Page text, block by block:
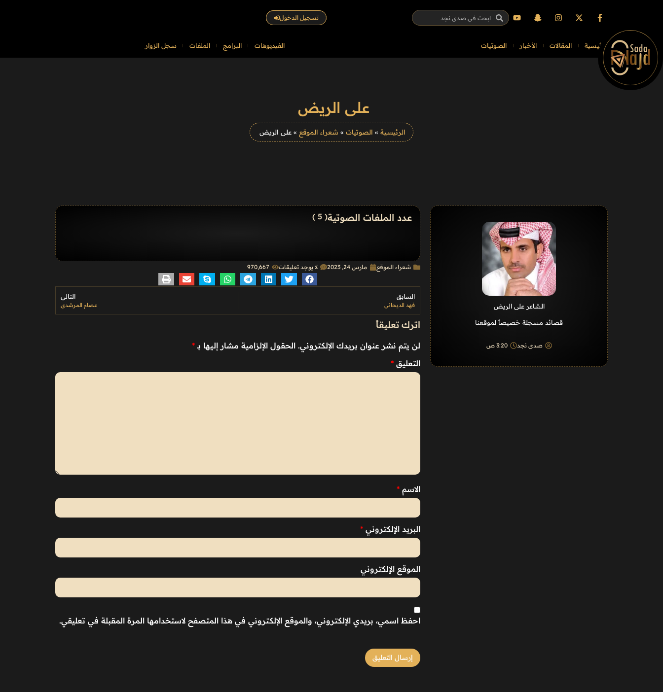
تسجيل الدخول
الرئيسية المقالات الأخبار الصوتيات الفيديوهات البرامج الملفات سجل الزوار
على الريض
الرئيسية » الصوتيات » شعراء الموقع » على الريض
الشاعر على الريض
قصائد مسجلة خصيصاً لموقعنا
صدى نجد 3:20 ص
عدد الملفات الصوتية( 5 )
شعراء الموقع مارس 24, 2023 لا يوجد تعليقات 970٬667
السابق
فهد الديحاني
التالي
عصام المرشدي
اترك تعليقاً
لن يتم نشر عنوان بريدك الإلكتروني. الحقول الإلزامية مشار إليها بـ *
التعليق *
الاسم *
البريد الإلكتروني *
الموقع الإلكتروني
احفظ اسمي، بريدي الإلكتروني، والموقع الإلكتروني في هذا المتصفح لاستخدامها المرة المقبلة في تعليقي.